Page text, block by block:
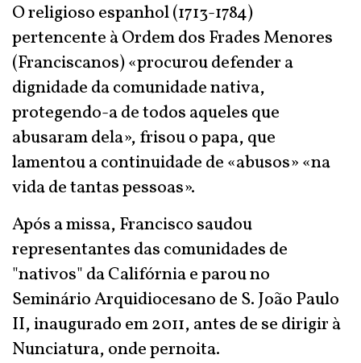
O religioso espanhol (1713-1784)
pertencente à Ordem dos Frades Menores
(Franciscanos) «procurou defender a
dignidade da comunidade nativa,
protegendo-a de todos aqueles que
abusaram dela», frisou o papa, que
lamentou a continuidade de «abusos» «na
vida de tantas pessoas».
Após a missa, Francisco saudou
representantes das comunidades de
"nativos" da Califórnia e parou no
Seminário Arquidiocesano de S. João Paulo
II, inaugurado em 2011, antes de se dirigir à
Nunciatura, onde pernoita.